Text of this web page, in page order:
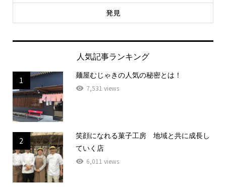
発見
人気記事ランキング
1
麺屋むじゃきの人気の秘密とは！
7,531 views
2
笑顔になれる菓子工房 地域と共に成長し
ていく店
6,011 views